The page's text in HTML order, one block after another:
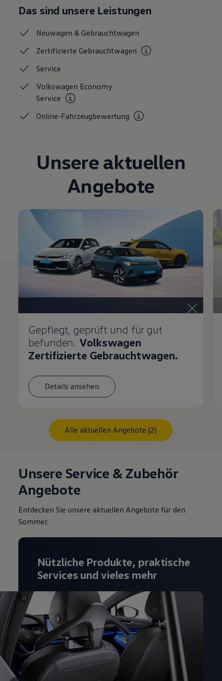
Digitale Betriebsanleitung
Live Beratung
Lifestyle
Familie
Volkswagen R
Volkswagen Kundenbetreuung
Das sind unsere Leistungen
Neuwagen &Gebrauchtwagen
ZertifizierteGebrauchtwagen
Service
Volkswagen Economy
Service
Online-Fahrzeugbewertung
Unsere aktuellen
Angebote
Gepflegt, geprüft und für gut
befunden. Volkswagen
Zertifizierte Gebrauchtwagen.
Details ansehen
Alle aktuellen Angebote (2)
Unsere Service & Zubehör
Angebote
Entdecken Sie unsere aktuellen Angebote für den
Sommer.
Nützliche Produkte, praktische
Services und vieles mehr